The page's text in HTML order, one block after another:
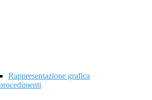
Rappresentazione grafica